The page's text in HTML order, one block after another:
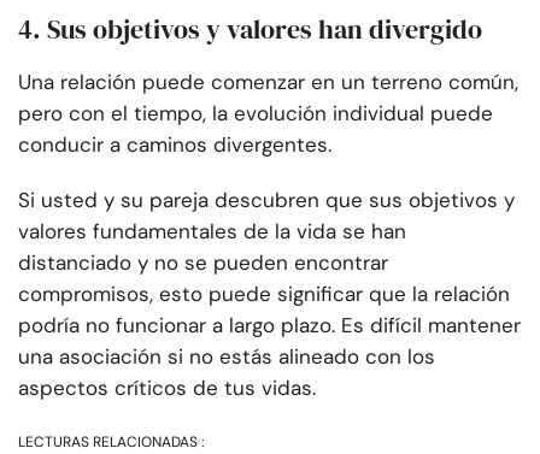
4. Sus objetivos y valores han divergido
Una relación puede comenzar en un terreno común,
pero con el tiempo, la evolución individual puede
conducir a caminos divergentes.
Si usted y su pareja descubren que sus objetivos y
valores fundamentales de la vida se han
distanciado y no se pueden encontrar
compromisos, esto puede significar que la relación
podría no funcionar a largo plazo. Es difícil mantener
una asociación si no estás alineado con los
aspectos críticos de tus vidas.
LECTURAS RELACIONADAS :